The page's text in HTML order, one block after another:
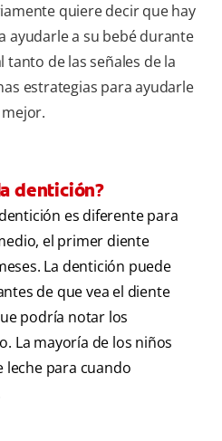
quiere decir que hay
ayudarle a su bebé durante
tanto de las señales de la
estrategias para ayudarle
dentición?
es diferente para
el primer diente
La dentición puede
de que vea el diente
podría notar los
La mayoría de los niños
leche para cuando